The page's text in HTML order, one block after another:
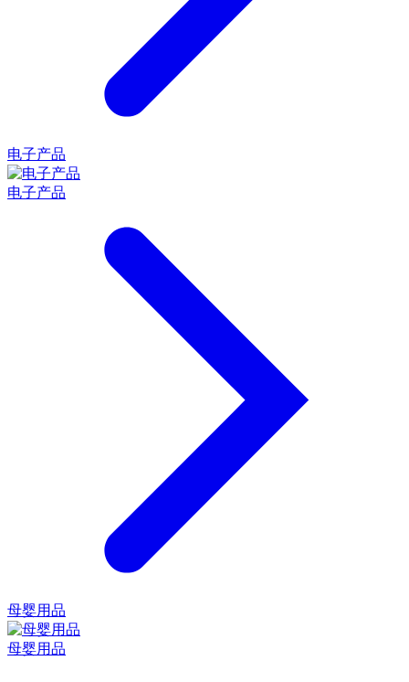
电子产品
电子产品
母婴用品
母婴用品